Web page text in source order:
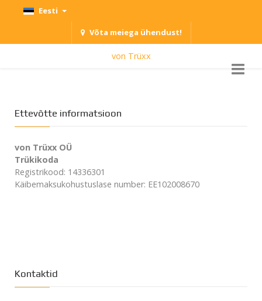
Eesti
Võta meiega ühendust!
von Trüxx
Ettevõtte informatsioon
von Trüxx OÜ
Trükikoda
Registrikood: 14336301
Käibemaksukohustuslase number: EE102008670
Kontaktid